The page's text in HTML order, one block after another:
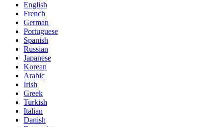
English
French
German
Portuguese
Spanish
Russian
Japanese
Korean
Arabic
Irish
Greek
Turkish
Italian
Danish